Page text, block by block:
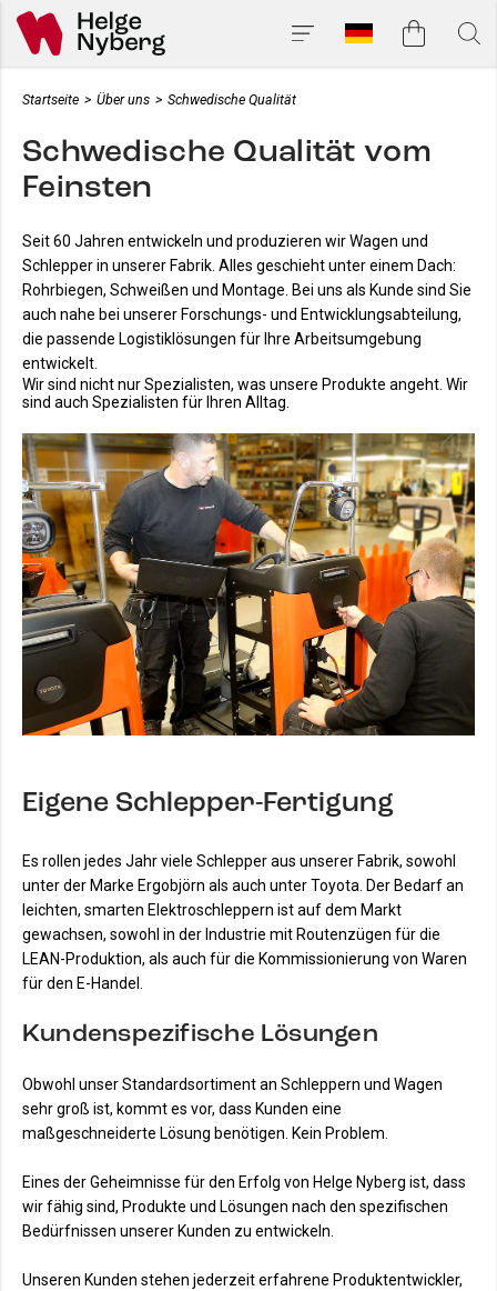
Startseite > Über uns > Schwedische Qualität
Schwedische Qualität vom
Feinsten
Seit 60 Jahren entwickeln und produzieren wir Wagen und
Schlepper in unserer Fabrik. Alles geschieht unter einem Dach:
Rohrbiegen, Schweißen und Montage. Bei uns als Kunde sind Sie
auch nahe bei unserer Forschungs- und Entwicklungsabteilung,
die passende Logistiklösungen für Ihre Arbeitsumgebung
entwickelt.
Wir sind nicht nur Spezialisten, was unsere Produkte angeht. Wir
sind auch Spezialisten für Ihren Alltag.
Eigene Schlepper-Fertigung
Es rollen jedes Jahr viele Schlepper aus unserer Fabrik, sowohl
unter der Marke Ergobjörn als auch unter Toyota. Der Bedarf an
leichten, smarten Elektroschleppern ist auf dem Markt
gewachsen, sowohl in der Industrie mit Routenzügen für die
LEAN-Produktion, als auch für die Kommissionierung von Waren
für den E-Handel.
Kundenspezifische Lösungen
Obwohl unser Standardsortiment an Schleppern und Wagen
sehr groß ist, kommt es vor, dass Kunden eine
maßgeschneiderte Lösung benötigen. Kein Problem.
Eines der Geheimnisse für den Erfolg von Helge Nyberg ist, dass
wir fähig sind, Produkte und Lösungen nach den spezifischen
Bedürfnissen unserer Kunden zu entwickeln.
Unseren Kunden stehen jederzeit erfahrene Produktentwickler,